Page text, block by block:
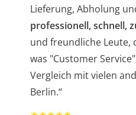
Lieferung, Abholung
professionell, schnell,
und freundliche Leute,
was "Customer
Vergleich mit vielen
Berlin.“